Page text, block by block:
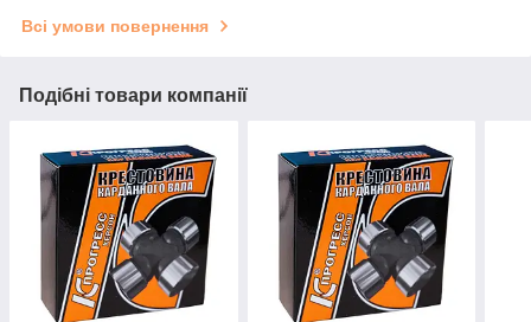
Всі умови повернення
Подібні товари компанії